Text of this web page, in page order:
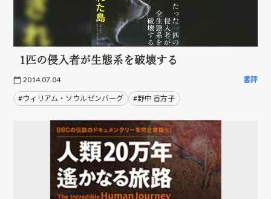
1匹の侵入者が生態系を破壊する
2014.07.04 書評
#ウィリアム・ソウルゼンバーグ #野中 香方子